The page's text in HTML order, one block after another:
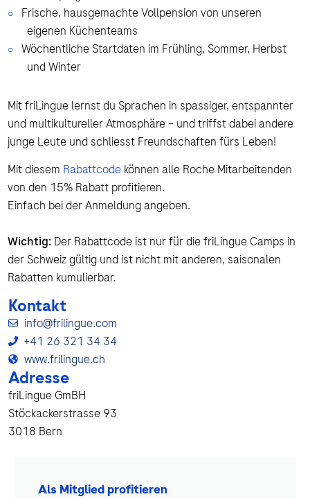
Frische, hausgemachte Vollpension von unseren
eigenen Küchenteams
Wöchentliche Startdaten im Frühling, Sommer, Herbst
und Winter
Mit friLingue lernst du Sprachen in spassiger, entspannter
und multikultureller Atmosphäre – und triffst dabei andere
junge Leute und schliesst Freundschaften fürs Leben!
Mit diesem Rabattcode können alle Roche Mitarbeitenden
von den 15% Rabatt profitieren.
Einfach bei der Anmeldung angeben.
Wichtig: Der Rabattcode ist nur für die friLingue Camps in
der Schweiz gültig und ist nicht mit anderen, saisonalen
Rabatten kumulierbar.
Kontakt
info@frilingue.com
+41 26 321 34 34
www.frilingue.ch
Adresse
friLingue GmBH
Stöckackerstrasse 93
3018 Bern
Als Mitglied profitieren